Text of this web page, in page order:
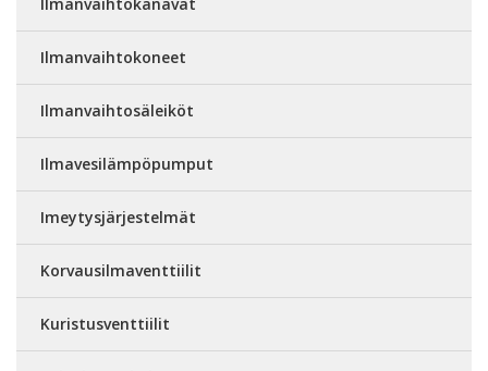
Ilmanvaihtokoneet
Ilmanvaihtosäleiköt
Ilmavesilämpöpumput
Imeytysjärjestelmät
Korvausilmaventtiilit
Kuristusventtiilit